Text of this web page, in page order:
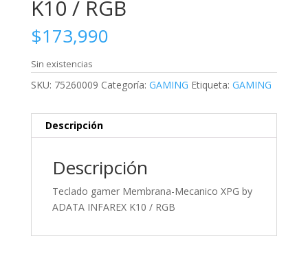
K10 / RGB
$173,990
Sin existencias
SKU: 75260009 Categoría: GAMING Etiqueta: GAMING
Descripción
Descripción
Teclado gamer Membrana-Mecanico XPG by
ADATA INFAREX K10 / RGB